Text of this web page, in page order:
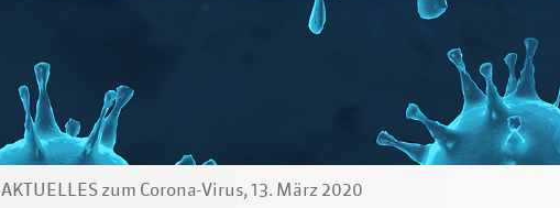
AKTUELLES zum Corona-Virus, 13. März 2020